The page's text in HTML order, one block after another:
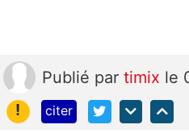
Publié par timix le
!
citer